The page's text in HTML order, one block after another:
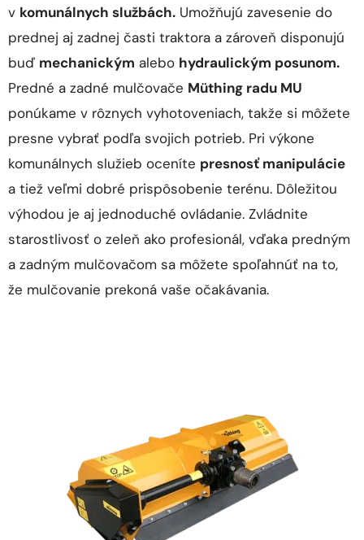
v komunálnych službách.Umožňujú zavesenie do
prednej aj zadnej časti traktora a zároveň disponujú
buď mechanickým alebo hydraulickým posunom.
Predné a zadné mulčovače Müthing radu MU
ponúkame v rôznych vyhotoveniach, takže si môžete
presne vybrať podľa svojich potrieb. Pri výkone
komunálnych služieb oceníte presnosť manipulácie
a tiež veľmi dobré prispôsobenie terénu. Dôležitou
výhodou je aj jednoduché ovládanie. Zvládnite
starostlivosť o zeleň ako profesionál, vďaka predným
a zadným mulčovačom sa môžete spoľahnúť na to,
že mulčovanie prekoná vaše očakávania.